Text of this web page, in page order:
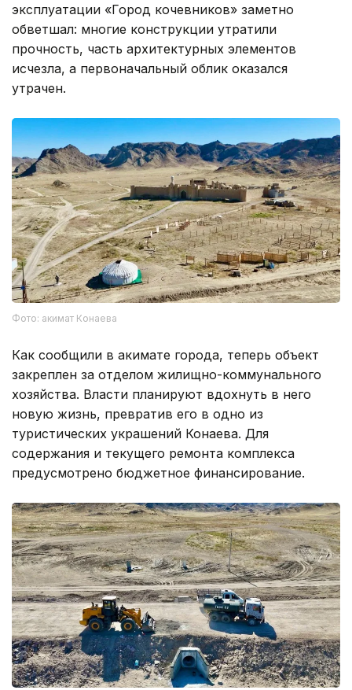
эксплуатации «Город кочевников» заметно
обветшал: многие конструкции утратили
прочность, часть архитектурных элементов
исчезла, а первоначальный облик оказался
утрачен.
Фото: акимат Конаева
Как сообщили в акимате города, теперь объект
закреплен за отделом жилищно-коммунального
хозяйства. Власти планируют вдохнуть в него
новую жизнь, превратив его в одно из
туристических украшений Конаева. Для
содержания и текущего ремонта комплекса
предусмотрено бюджетное финансирование.